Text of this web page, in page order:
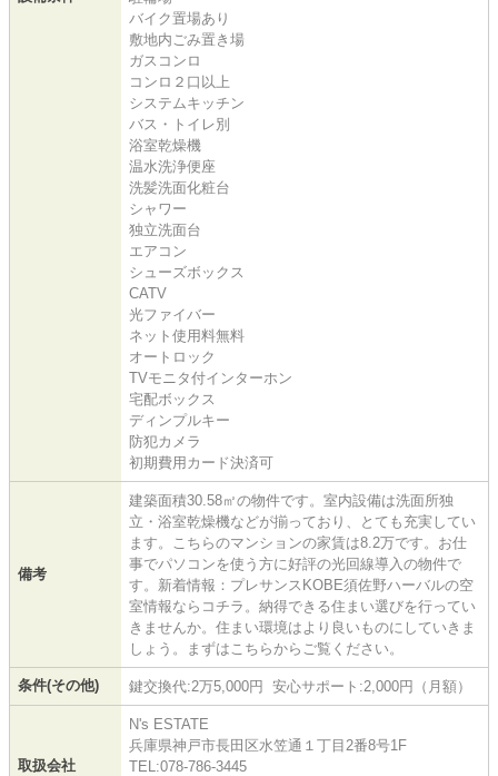
バイク置場あり
敷地内ごみ置き場
ガスコンロ
コンロ２口以上
システムキッチン
バス・トイレ別
浴室乾燥機
温水洗浄便座
洗髪洗面化粧台
シャワー
独立洗面台
エアコン
シューズボックス
CATV
光ファイバー
ネット使用料無料
オートロック
TVモニタ付インターホン
宅配ボックス
ディンプルキー
防犯カメラ
初期費用カード決済可
備考
建築面積30.58㎡の物件です。室内設備は洗面所独
立・浴室乾燥機などが揃っており、とても充実してい
ます。こちらのマンションの家賃は8.2万です。お仕
事でパソコンを使う方に好評の光回線導入の物件で
す。新着情報：プレサンスKOBE須佐野ハーバルの空
室情報ならコチラ。納得できる住まい選びを行ってい
きませんか。住まい環境はより良いものにしていきま
しょう。まずはこちらからご覧ください。
条件(その他) 鍵交換代:2万5,000円 安心サポート:2,000円（月額）
取扱会社
N's ESTATE
兵庫県神戸市長田区水笠通１丁目2番8号1F
TEL:078-786-3445